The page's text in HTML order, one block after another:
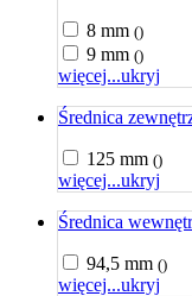
8 mm ()
9 mm ()
więcej...ukryj
Średnica
125 mm ()
więcej...ukryj
Średnica
94,5 mm ()
więcej...ukryj